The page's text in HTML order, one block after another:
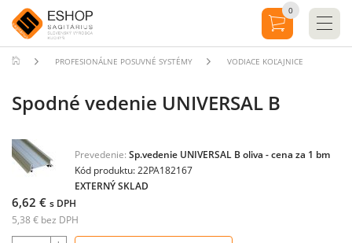
PROFESIONÁLNE POSUVNÉ SYSTÉMY VODIACE KOĽAJNICE
Spodné vedenie UNIVERSAL B
Prevedenie: Sp.vedenie UNIVERSAL B oliva - cena za 1 bm
Kód produktu: 22PA182167
EXTERNÝ SKLAD
6,62 € s DPH
5,38 € bez DPH
0